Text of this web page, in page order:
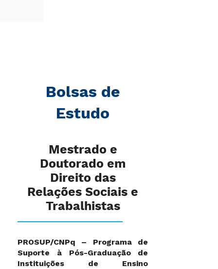
Bolsas de
Estudo
Mestrado e
Doutorado em
Direito das
Relações Sociais e
Trabalhistas
PROSUP/CNPq – Programa de
Suporte à Pós-Graduação de
Instituições de Ensino